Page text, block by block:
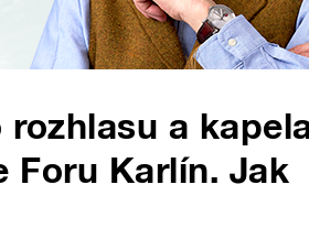
a
Foru Karlín. Jak